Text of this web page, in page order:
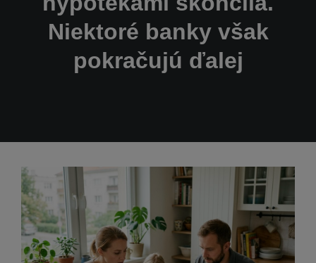
Niektoré banky však
pokračujú ďalej